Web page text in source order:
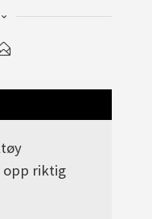
opp riktig